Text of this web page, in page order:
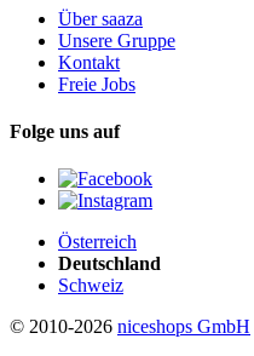
Über saaza
Unsere Gruppe
Kontakt
Freie Jobs
Folge uns auf
Österreich
Deutschland
Schweiz
© 2010-2026 niceshops GmbH